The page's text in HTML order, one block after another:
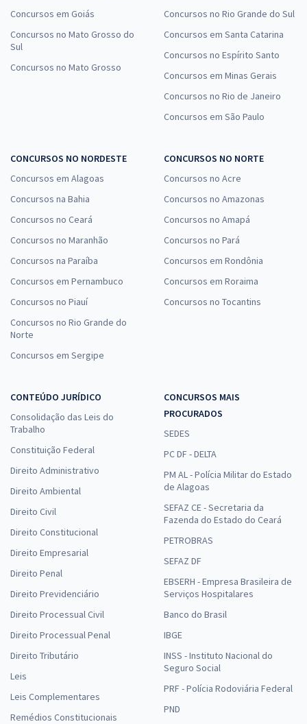
Concursos em Goiás
Concursos no Mato Grosso do
Sul
Concursos no Mato Grosso
Concursos no Rio Grande do Sul
Concursos em Santa Catarina
Concursos no Espírito Santo
Concursos em Minas Gerais
Concursos no Rio de Janeiro
Concursos em São Paulo
CONCURSOS NO NORDESTE
Concursos em Alagoas
Concursos na Bahia
Concursos no Ceará
Concursos no Maranhão
Concursos na Paraíba
Concursos em Pernambuco
Concursos no Piauí
Concursos no Rio Grande do
Norte
Concursos em Sergipe
CONCURSOS NO NORTE
Concursos no Acre
Concursos no Amazonas
Concursos no Amapá
Concursos no Pará
Concursos em Rondônia
Concursos em Roraima
Concursos no Tocantins
CONTEÚDO JURÍDICO
Consolidação das Leis do
Trabalho
Constituição Federal
Direito Administrativo
Direito Ambiental
Direito Civil
Direito Constitucional
Direito Empresarial
Direito Penal
Direito Previdenciário
Direito Processual Civil
Direito Processual Penal
Direito Tributário
Leis
Leis Complementares
Remédios Constitucionais
CONCURSOS MAIS
PROCURADOS
SEDES
PC DF - DELTA
PM AL - Polícia Militar do Estado
de Alagoas
SEFAZ CE - Secretaria da
Fazenda do Estado do Ceará
PETROBRAS
SEFAZ DF
EBSERH - Empresa Brasileira de
Serviços Hospitalares
Banco do Brasil
IBGE
INSS - Instituto Nacional do
Seguro Social
PRF - Polícia Rodoviária Federal
PND